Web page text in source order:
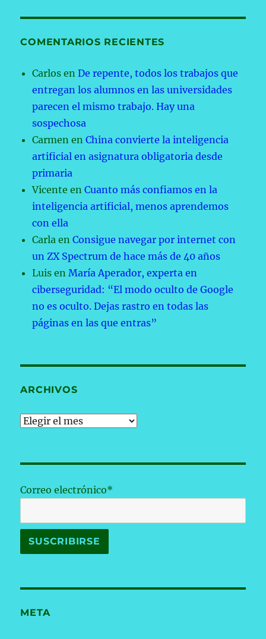
COMENTARIOS RECIENTES
Carlos enDe repente, todos los trabajos que
entregan los alumnos en las universidades
parecen el mismo trabajo. Hay una
sospechosa
Carmen enChina convierte la inteligencia
artificial en asignatura obligatoria desde
primaria
Vicente enCuanto más confiamos en la
inteligencia artificial, menos aprendemos
con ella
Carla enConsigue navegar por internet con
un ZX Spectrum de hace más de 40 años
Luis enMaría Aperador, experta en
ciberseguridad: “El modo oculto de Google
no es oculto. Dejas rastro en todas las
páginas en las que entras”
ARCHIVOS
Archivos
Correo electrónico*
META